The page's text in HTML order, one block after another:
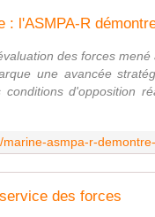
des forces mené
une avancée
conditions d'opposition
des forces